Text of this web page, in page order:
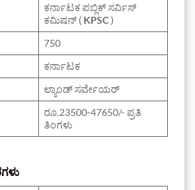
ಕರ್ನಾಟಕ ಪಬ್ಲಿಕ್ ಸರ್ವಿಸ್
ಕಮಿಷನ್ ( KPSC)
750
ಕರ್ನಾಟಕ
ಲ್ಯಾಂಡ್ ಸರ್ವೇಯರ್
ರೂ.23500-47650/- ಪ್ರತಿ
ತಿಂಗಳು